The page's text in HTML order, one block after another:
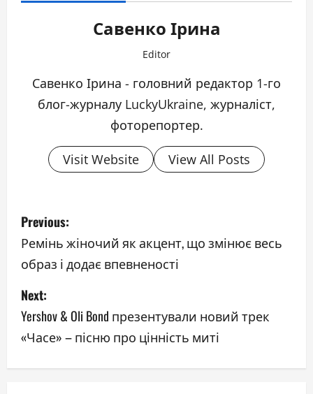
Савенко Ірина
Editor
Савенко Ірина - головний редактор 1-го
блог-журналу LuckyUkraine, журналіст,
фоторепортер.
Visit Website View All Posts
P
o
s
t
n
a
Previous:
Ремінь жіночий як акцент, що змінює весь
образ і додає впевненості
Next:
Yershov & Oli Bond презентували новий трек
«Часе» – пісню про цінність миті